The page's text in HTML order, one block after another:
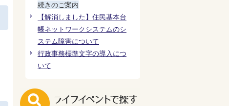
続きのご案内
【解消しました】住民基本台
帳ネットワークシステムのシ
ステム障害について
行政事務標準文字の導入につ
いて